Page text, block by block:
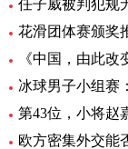
任子威被判犯规
花滑团体赛颁奖
《中国，由此
冰球男子小组赛
第43位，小将赵
欧方密集外交能